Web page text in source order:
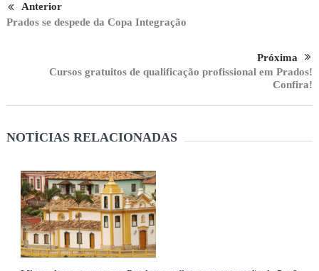
Anterior
Prados se despede da Copa Integração
Próxima
Cursos gratuitos de qualificação profissional em Prados!
Confira!
NOTÍCIAS RELACIONADAS